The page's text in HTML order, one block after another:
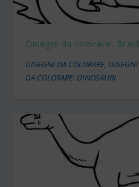
Disegni da colorare:
DISEGNI DA COLORARE,
DA COLORARE: DINOSAURI